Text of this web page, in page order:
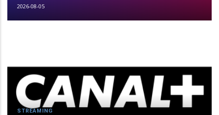
2026-08-05
STREAMING